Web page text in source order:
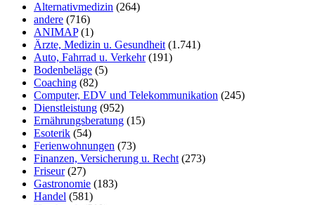
Alternativmedizin (264)
andere (716)
ANIMAP(1)
Ärzte, Medizin u. Gesundheit (1.741)
Auto, Fahrrad u. Verkehr(191)
Bodenbeläge (5)
Coaching (82)
Computer, EDV und Telekommunikation (245)
Dienstleistung (952)
Ernährungsberatung (15)
Esoterik (54)
Ferienwohnungen (73)
Finanzen, Versicherung u. Recht (273)
Friseur(27)
Gastronomie (183)
Handel (581)